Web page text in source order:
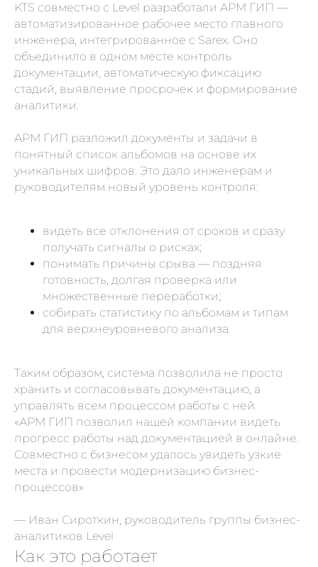
KTS совместно с Level разработали АРМ ГИП —
автоматизированное рабочее место главного
инженера, интегрированное с Sarex. Оно
объединило в одном месте контроль
документации, автоматическую фиксацию
стадий, выявление просрочек и формирование
аналитики.
АРМ ГИП разложил документы и задачи в
понятный список альбомов на основе их
уникальных шифров. Это дало инженерам и
руководителям новый уровень контроля:
видеть все отклонения от сроков и сразу
получать сигналы о рисках;
понимать причины срыва — поздняя
готовность, долгая проверка или
множественные переработки;
собирать статистику по альбомам и типам
для верхнеуровневого анализа.
Таким образом, система позволила не просто
хранить и согласовывать документацию, а
управлять всем процессом работы с ней.
«АРМ ГИП позволил нашей компании видеть
прогресс работы над документацией в онлайне.
Совместно с бизнесом удалось увидеть узкие
места и провести модернизацию бизнес-
процессов»
— Иван Сироткин, руководитель группы бизнес-
аналитиков Level
Как это работает